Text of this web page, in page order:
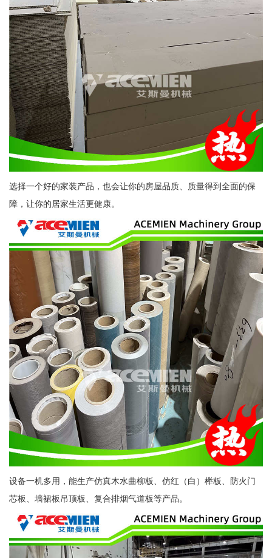
选择一个好的家装产品，也会让你的房屋品质、质量得到全面的保
障，让你的居家生活更健康。
设备一机多用，能生产仿真木水曲柳板、仿红（白）榉板、防火门
芯板、墙裙板吊顶板、复合排烟气道板等产品。